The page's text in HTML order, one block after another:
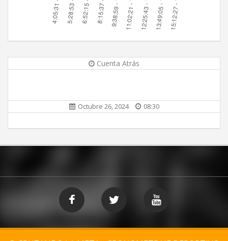
Cuenta Atrás
Octubre 26, 2024 08:30